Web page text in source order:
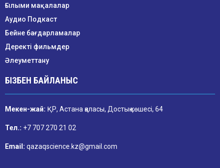
Ғылыми мақалалар
Аудио Подкаст
Бейне бағдарламалар
Деректі фильмдер
Әлеуметтану
БІЗБЕН БАЙЛАНЫС
Мекен-жай: ҚР, Астана қаласы, Достық көшесі, 64
Тел.: +7 707 270 21 02
Email: qazaqscience.kz@gmail.com